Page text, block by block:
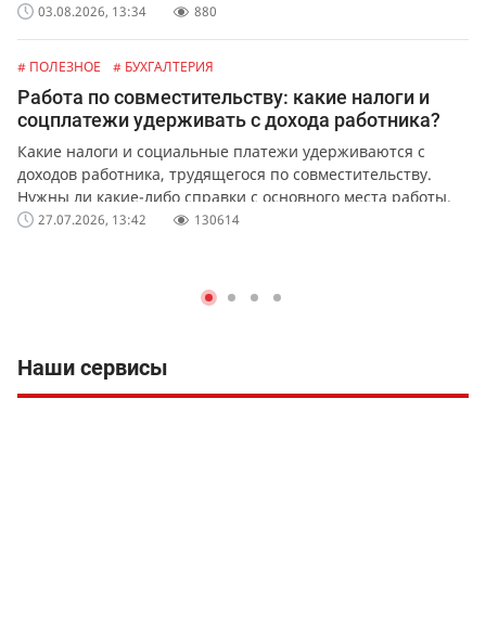
03.08.2026, 13:34 880
# ПОЛЕЗНОЕ # БУХГАЛТЕРИЯ
Работа по совместительству: какие налоги и
соцплатежи удерживать с дохода работника?
Какие налоги и социальные платежи удерживаются с
доходов работника, трудящегося по совместительству.
Нужны ли какие-либо справки с основного места работы.
27.07.2026, 13:42 130614
Наши сервисы